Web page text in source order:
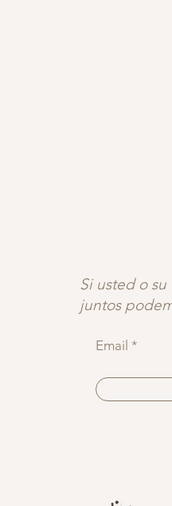
Si usted o
juntos
Email